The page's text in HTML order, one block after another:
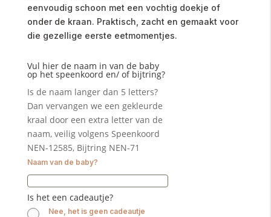
eenvoudig schoon met een vochtig doekje of
onder de kraan. Praktisch, zacht en gemaakt voor
die gezellige eerste eetmomentjes.
Vul hier de naam in van de baby
op het speenkoord en/ of bijtring?
Is de naam langer dan 5 letters?
Dan vervangen we een gekleurde
kraal door een extra letter van de
naam, veilig volgens Speenkoord
NEN-12585, Bijtring NEN-71
Naam van de baby?
Is het een cadeautje?
Nee, het is geen cadeautje